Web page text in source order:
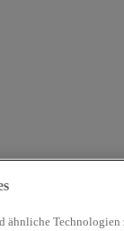
ähnliche